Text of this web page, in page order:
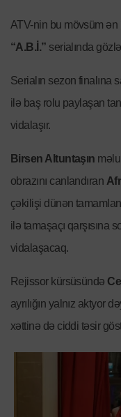
ATV-nin bu mövsüm
“A.B.İ.” serialında
Serialın sezon finalına
ilə baş rolu paylaşan
vidalaşır.
Birsen Altuntaşın
obrazını canlandıran
çəkilişi dünən
ilə tamaşaçı qarşısına
vidalaşacaq.
Rejissor kürsüsündə
ayrılığın yalnız aktyor
xəttinə də ciddi təsir